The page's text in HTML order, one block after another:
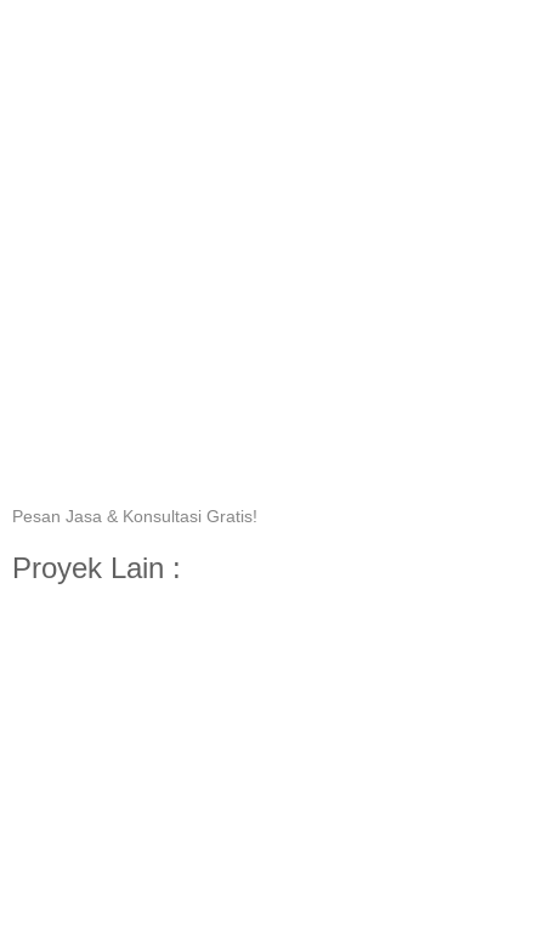
Pesan Jasa & Konsultasi Gratis!
Proyek Lain :